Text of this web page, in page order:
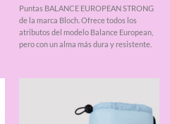
Puntas BALANCE EUROPEAN STRONG
de la marca Bloch. Ofrece todos los
atributos del modelo Balance European,
pero con un alma más dura y resistente.